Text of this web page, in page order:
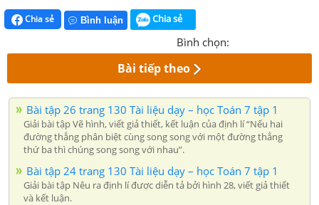
Chia sẻ Bình luận Chia sẻ
Bình chọn:
Bài tiếp theo
Bài tập 26 trang 130 Tài liệu dạy – học Toán 7 tập 1
Giải bài tập Vẽ hình, viết giả thiết, kết luận của định lí “Nếu hai
đường thẳng phân biệt cùng song song với một đường thẳng
thứ ba thì chúng song song với nhau”.
Bài tập 24 trang 130 Tài liệu dạy – học Toán 7 tập 1
Giải bài tập Nêu ra định lí được diễn tả bởi hình 28, viết giả thiết
và kết luận.